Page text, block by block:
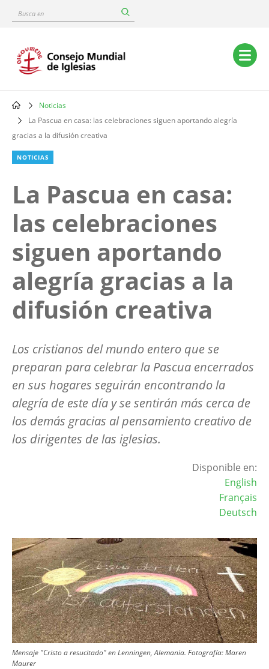
content
Busca
Main
navigation
Breadcrumb
Noticias
La Pascua en casa: las celebraciones siguen aportando alegría
gracias a la difusión creativa
NOTICIAS
La Pascua en casa:
las celebraciones
siguen aportando
alegría gracias a la
difusión creativa
Los cristianos del mundo entero que se
preparan para celebrar la Pascua encerrados
en sus hogares seguirán encontrando la
alegría de este día y se sentirán más cerca de
los demás gracias al pensamiento creativo de
los dirigentes de las iglesias.
Disponible en:
English
Français
Deutsch
Image
Mensaje "Cristo a resucitado" en Lenningen, Alemania. Fotografía: Maren
Maurer